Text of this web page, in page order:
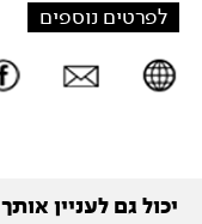
לפרטים נוספים
יכול גם לעניין אותך